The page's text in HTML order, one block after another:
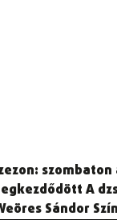
szombaton
A
Sándor